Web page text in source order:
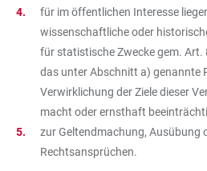
für im öffentlichen Interesse
wissenschaftliche oder
für statistische Zwecke gem. Art.
das unter Abschnitt a) genannte
Verwirklichung der Ziele dieser
macht oder ernsthaft
zur Geltendmachung, Ausübung
Rechtsansprüchen.